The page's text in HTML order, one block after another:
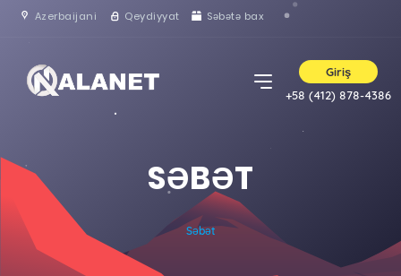
Azerbaijani Qeydiyyat Səbətə bax
Giriş
+58 (412) 878-4386
SƏBƏT
Səbət